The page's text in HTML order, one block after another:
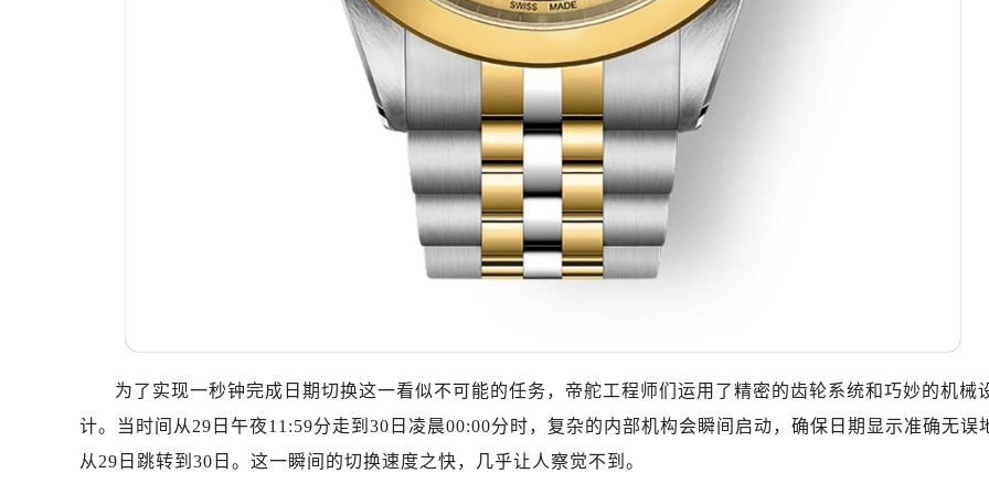
南宁市青秀区金湖路59号地王大厦12楼1224室（需提前预约）
合肥市蜀山区潜山路111号万象城华润大厦B座12楼03室（需提前预约）
泉州市丰泽区宝洲路729号浦西万达中心写字楼A座7楼709室（需提前预约）
青岛市南区山东路6号华润大厦B座22层04室（需提前预约）
烟台市芝罘区胜利路139号万达金融中心A座907室（需提前预约）
长春市朝阳区西安大路727号中银大厦A座(旺进大厦)18层09室（需提前预约）
贵阳市南明区都司高架桥路33号亨特国际金融中心14楼14D（需提前预约）
昆明市盘龙区北京路928号同德昆明广场写字楼10层06室（需提前预约）
石家庄市长安区中山东路39号勒泰中心写字楼B座13层07室（需提前预约）
唐山市路南区新华东道100号万达广场写字楼A座10层1002室（需提前预约）
台州市椒江区东海大道1800号腾达中心东1幢20楼2002室（需提前预约）
黑龙江省大庆市萨尔图区会战大街帝舵售后服务中心（需提前预约）
黑龙江省鹤岗市向阳区红军路帝舵售后服务中心（需提前预约）
为了实现一秒钟完成日期切换这一看似不可能的任务，帝舵工程师们运用了精密的齿轮系统和巧妙的机械
计。当时间从29日午夜11:59分走到30日凌晨00:00分时，复杂的内部机构会瞬间启动，确保日期显示准确无误
从29日跳转到30日。这一瞬间的切换速度之快，几乎让人察觉不到。